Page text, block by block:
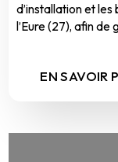
d’installation et
l’Eure (27), afin
EN SAVOIR